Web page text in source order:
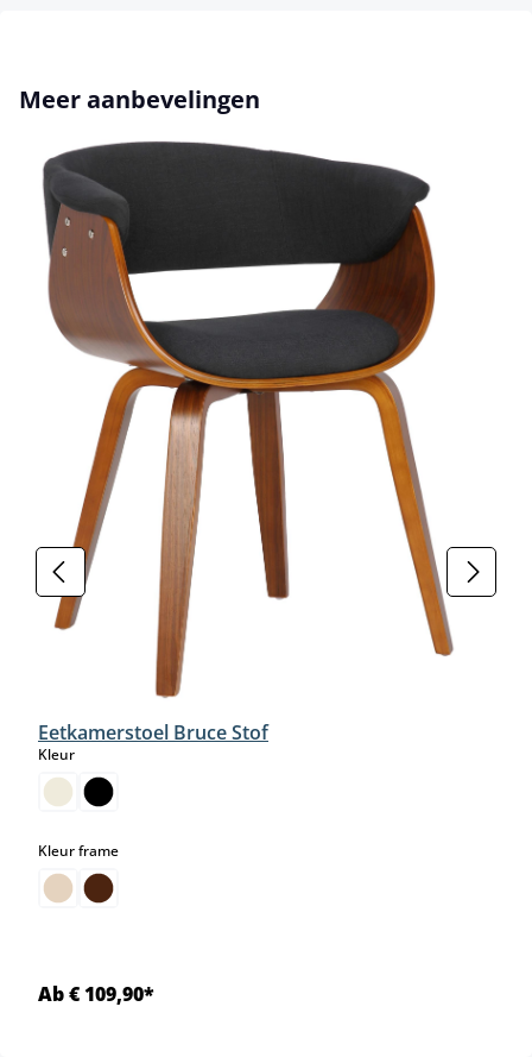
Productgalerij overslaan
Meer aanbevelingen
Eetkamerstoel Bruce Stof
Kleurselect
Kleur frameselect
Ab € 109,90*